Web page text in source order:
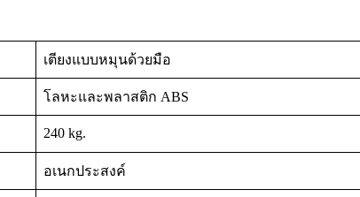
เตียงแบบหมุนด้วยมือ
โลหะและพลาสติก ABS
240 kg.
อเนกประสงค์